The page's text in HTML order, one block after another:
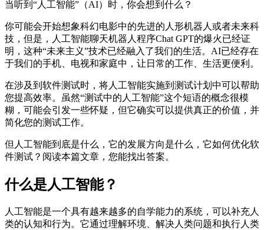
当听到“人工智能”（AI）时，你会想到什么？
你可能会开始想象科幻电影中的先进的人形机器人或者未来科
技，但是，人工智能聊天机器人程序Chat GPT的爆火已经证
明，这种“未来主义”技术已经融入了我们的生活。AI已经存在
于我们的手机、电视和家庭中，让日常的工作、生活更便利。
在涉及到软件测试时，将人工智能实施到测试计划中可以帮助
您提高效率。虽然“测试中的人工智能”这个短语的概念很模
糊，可能会引发一些怀疑，但它确实可以提供真正的价值，并
简化您的测试工作。
但人工智能到底是什么，它的发展方向是什么，它如何优化软
件测试？阅读本篇文章，您能找出答案。
什么是人工智能？
人工智能是一个具有越来越多的自学能力的系统，可以补充人
类的认知和行为。它通过理解环境、解决人类问题和执行人类